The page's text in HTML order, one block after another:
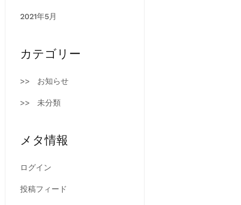
2021年5月
カテゴリー
お知らせ
未分類
メタ情報
ログイン
投稿フィード